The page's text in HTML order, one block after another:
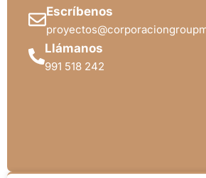
Escríbenos
Llámanos
991 518 242